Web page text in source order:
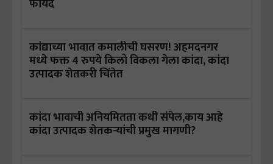
फायदे
कांद्याच्या भावात कमालीची घसरण! अहमदनगर
मध्ये फक्त 4 रुपये किलो विकला गेला कांदा, कांदा
उत्पादक शेतकरी चिंतेत
कांदा भावाची अनियमितता कधी संपेल,काय आहे
कांदा उत्पादक शेतकऱ्यांची प्रमुख मागणी?